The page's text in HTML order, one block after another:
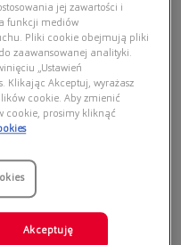
POLAROID PLD 8053/S 05B
POLAROID JUNIOR
Dodaj do koszyka
jej zawartości i
funkcji mediów
Pliki cookie obejmują pliki
zaawansowanej analityki.
„Ustawień
Klikając Akceptuj, wyrażasz
cookie. Aby zmienić
cookie, prosimy kliknąć
Akceptuję